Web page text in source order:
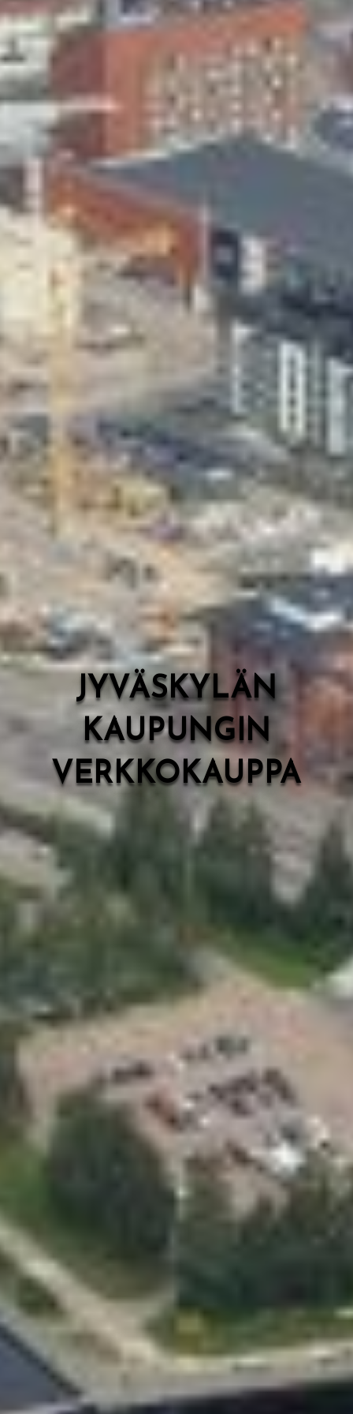
Skeittihalli
Varhaiskasvatus
Ateria- ja välipalamaksut
Mämminiemi
Taideapteekki
Kirjasto
Valon Kaupunki
Lasten Lysti & LystiKylä-festivaali
Ohje
English
JYVÄSKYLÄN
KAUPUNGIN
VERKKOKAUPPA